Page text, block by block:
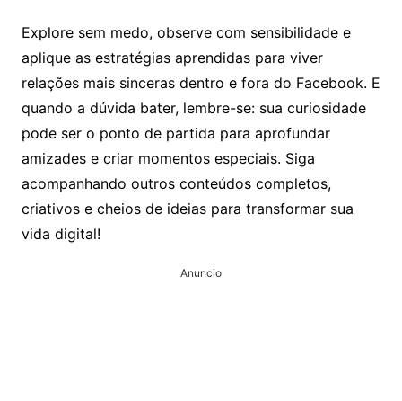
Explore sem medo, observe com sensibilidade e
aplique as estratégias aprendidas para viver
relações mais sinceras dentro e fora do Facebook. E
quando a dúvida bater, lembre-se: sua curiosidade
pode ser o ponto de partida para aprofundar
amizades e criar momentos especiais. Siga
acompanhando outros conteúdos completos,
criativos e cheios de ideias para transformar sua
vida digital!
Anuncio